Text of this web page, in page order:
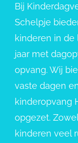
Bij
Schelpje
kinderen in de
jaar met
opvang. Wij
vaste dagen
kinderopvang
opgezet.
kinderen veel